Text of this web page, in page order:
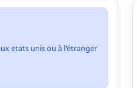
etats unis ou à l'étranger